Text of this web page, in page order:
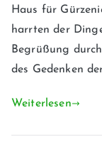
Haus für
harrten der
Begrüßung
des Gedenken
Weiterlesen